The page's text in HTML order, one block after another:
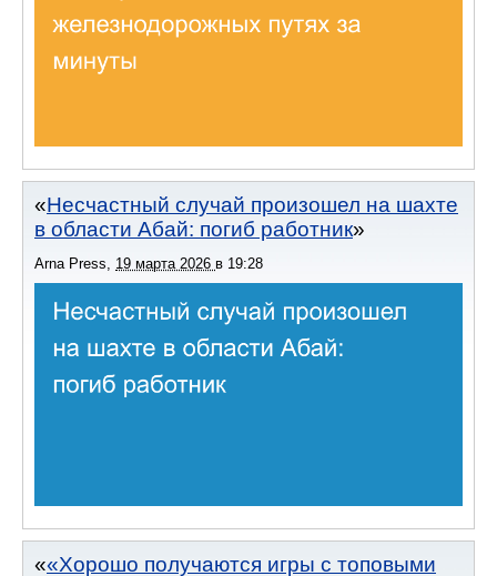
Несчастный случай произошел на шахте
в области Абай: погиб работник
Arna Press 19 марта 2026 в 19:28
«Хорошо получаются игры с топовыми